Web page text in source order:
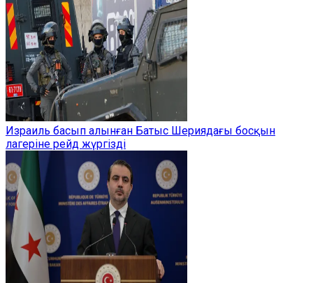
Израиль басып алынған Батыс Шериядағы босқын
лагеріне рейд жүргізді